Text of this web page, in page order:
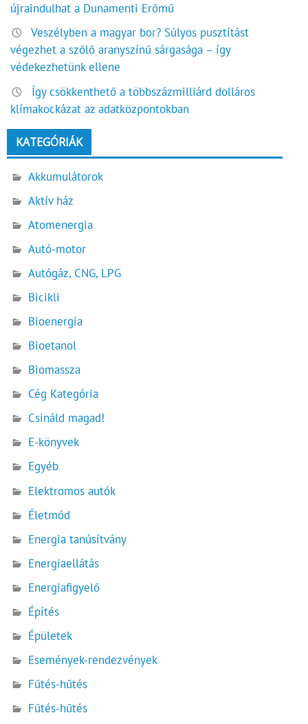
újraindulhat a Dunamenti Erőmű
Veszélyben a magyar bor? Súlyos pusztítást
végezhet a szőlő aranyszínű sárgasága – így
védekezhetünk ellene
Így csökkenthető a többszázmilliárd dolláros
klímakockázat az adatközpontokban
KATEGÓRIÁK
Akkumulátorok
Aktív ház
Atomenergia
Autó-motor
Autógáz, CNG, LPG
Bicikli
Bioenergia
Bioetanol
Biomassza
Cég Kategória
Csináld magad!
E-könyvek
Egyéb
Elektromos autók
Életmód
Energia tanúsítvány
Energiaellátás
Energiafigyelő
Építés
Épületek
Események-rendezvények
Fűtés-hűtés
Fűtés-hűtés